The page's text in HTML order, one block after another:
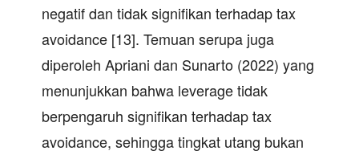
negatif dan tidak signifikan terhadap tax
avoidance [13]. Temuan serupa juga
diperoleh Apriani dan Sunarto (2022) yang
menunjukkan bahwa leverage tidak
berpengaruh signifikan terhadap tax
avoidance, sehingga tingkat utang bukan